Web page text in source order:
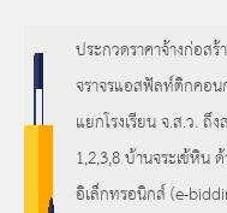
บุคลากร
ข่าวสารเทศบาล
การประเมินคุณธรรมและควา
ติดต่อเทศบาล
ประกวดราคาจ้างก่อส
จราจรแอสฟัลท์ติกคอ
แยกโรงเรียน จ.ส.ว.
1,2,3,8 บ้านจระเข้หิน
อิเล็กทรอนิกส์ (e-